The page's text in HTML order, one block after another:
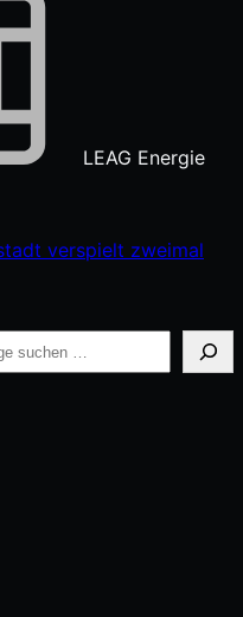
LEAG Energie
verspielt zweimal